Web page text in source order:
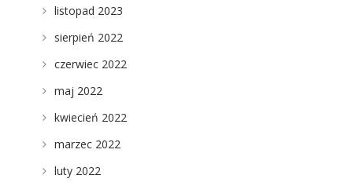
listopad 2023
sierpień 2022
czerwiec 2022
maj 2022
kwiecień 2022
marzec 2022
luty 2022